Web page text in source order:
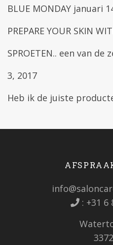
BLUE MONDAY januari
PREPARE YOUR SKIN
SPROETEN.. een van de
3, 2017
Heb ik de juiste
: +31 6